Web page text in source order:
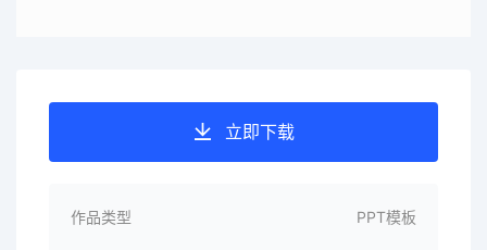
立即下载
作品类型 PPT模板